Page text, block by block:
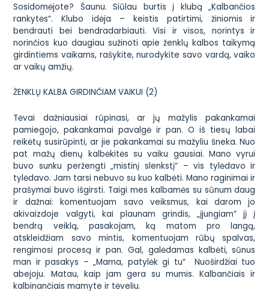
Sosidomėjote? Šaunu. Siūlau burtis į klubą „Kalbančios
rankytės“. Klubo idėja – keistis patirtimi, žiniomis ir
bendrauti bei bendradarbiauti. Visi ir visos, norintys ir
norinčios kuo daugiau sužinoti apie ženklų kalbos taikymą
girdintiems vaikams, rašykite, nurodykite savo vardą, vaiko
ar vaikų amžių.
ŽENKLŲ KALBA GIRDINČIAM VAIKUI (2)
Tėvai dažniausiai rūpinasi, ar jų mažylis pakankamai
pamiegojo, pakankamai pavalgė ir pan. O iš tiesų labai
reikėtų susirūpinti, ar jie pakankamai su mažyliu šneka. Nuo
pat mažų dienų kalbėkitės su vaiku gausiai. Mano vyrui
buvo sunku peržengti „mistinį slenkstį“ – vis tylėdavo ir
tylėdavo. Jam tarsi nebuvo su kuo kalbėti. Mano raginimai ir
prašymai buvo išgirsti. Taigi mes kalbamės su sūnum daug
ir dažnai: komentuojam savo veiksmus, kai darom jo
akivaizdoje valgyti, kai plaunam grindis, „įjungiam“ jį į
bendrą veiklą, pasakojam, ką matom pro langą,
atskleidžiam savo mintis, komentuojam rūbų spalvas,
rengimosi procesą ir pan. Gal, galėdamas kalbėti, sūnus
man ir pasakys – „Mama, patylėk gi tu“ Nuoširdžiai tuo
abejoju. Matau, kaip jam gera su mumis. Kalbančiais ir
kalbinančiais mamyte ir tėveliu.